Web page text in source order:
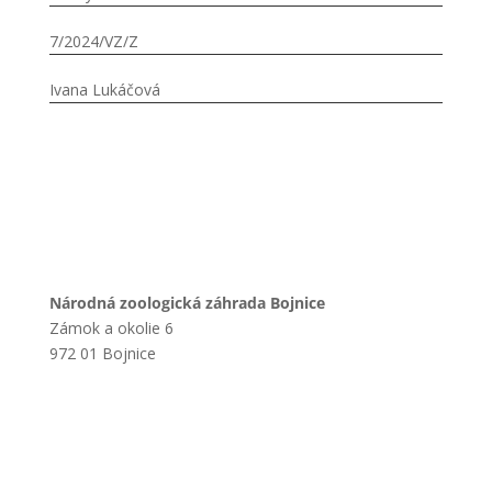
7/2024/VZ/Z
Ivana Lukáčová
Národná zoologická záhrada Bojnice
Zámok a okolie 6
972 01 Bojnice